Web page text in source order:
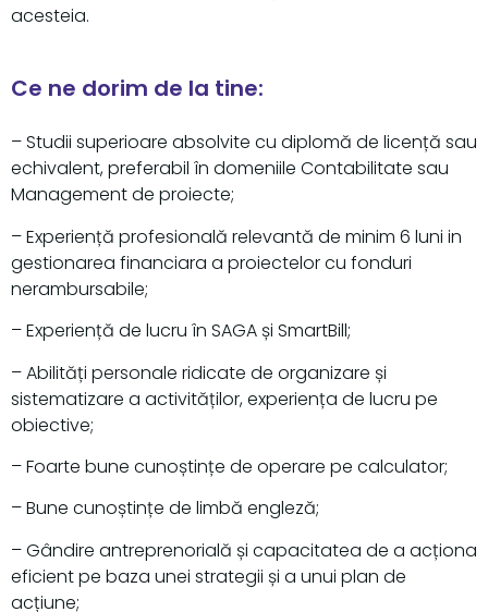
acesteia.
Ce ne dorim de la tine:
– Studii superioare absolvite cu diplomă de licență sau
echivalent, preferabil în domeniile Contabilitate sau
Management de proiecte;
– Experiență profesională relevantă de minim 6 luni in
gestionarea financiara a proiectelor cu fonduri
nerambursabile;
– Experiență de lucru în SAGA și SmartBill;
– Abilități personale ridicate de organizare și
sistematizare a activităților, experiența de lucru pe
obiective;
– Foarte bune cunoștințe de operare pe calculator;
– Bune cunoștințe de limbă engleză;
– Gândire antreprenorială și capacitatea de a acționa
eficient pe baza unei strategii și a unui plan de
acțiune;